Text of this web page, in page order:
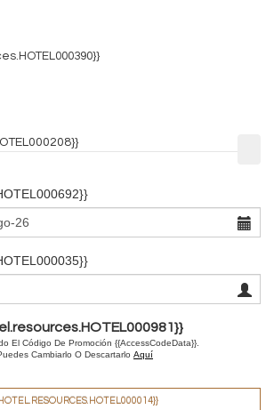
El Código De Promoción {{AccessCodeData}}.
Cambiarlo O Descartarlo Aquí